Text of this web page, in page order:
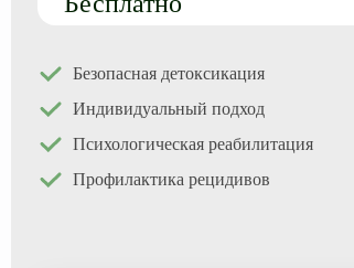
ЛСД
Марихуана
Метадон
Безопасная детоксикация
Индивидуальный подход
Психологическая реабилитация
Профилактика рецидивов